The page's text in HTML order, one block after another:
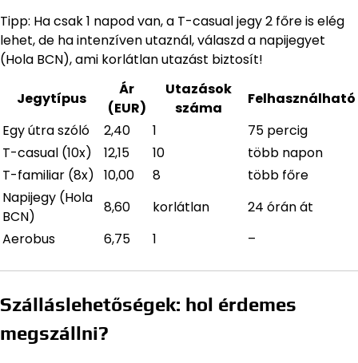
Tipp: Ha csak 1 napod van, a T-casual jegy 2 főre is elég
lehet, de ha intenzíven utaznál, válaszd a napijegyet
(Hola BCN), ami korlátlan utazást biztosít!
Jegytípus
Ár
(EUR)
Utazások
száma
Felhasználható
Egy útra szóló
2,40 1
75 percig
T-casual (10x)
12,15 10
több napon
T-familiar (8x) 10,00 8
több főre
Napijegy (Hola
BCN)
8,60 korlátlan
24 órán át
Aerobus
6,75 1 –
Szálláslehetőségek: hol érdemes
megszállni?